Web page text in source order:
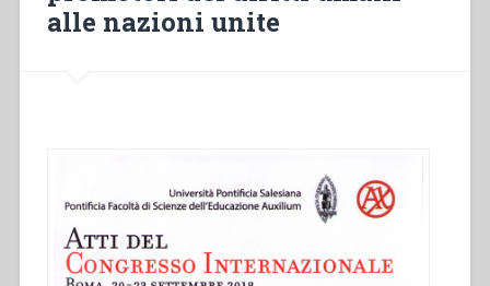
alle nazioni unite